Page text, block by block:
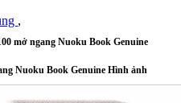
,
mở ngang Nuoku Book Genuine
Nuoku Book Genuine Hình ảnh